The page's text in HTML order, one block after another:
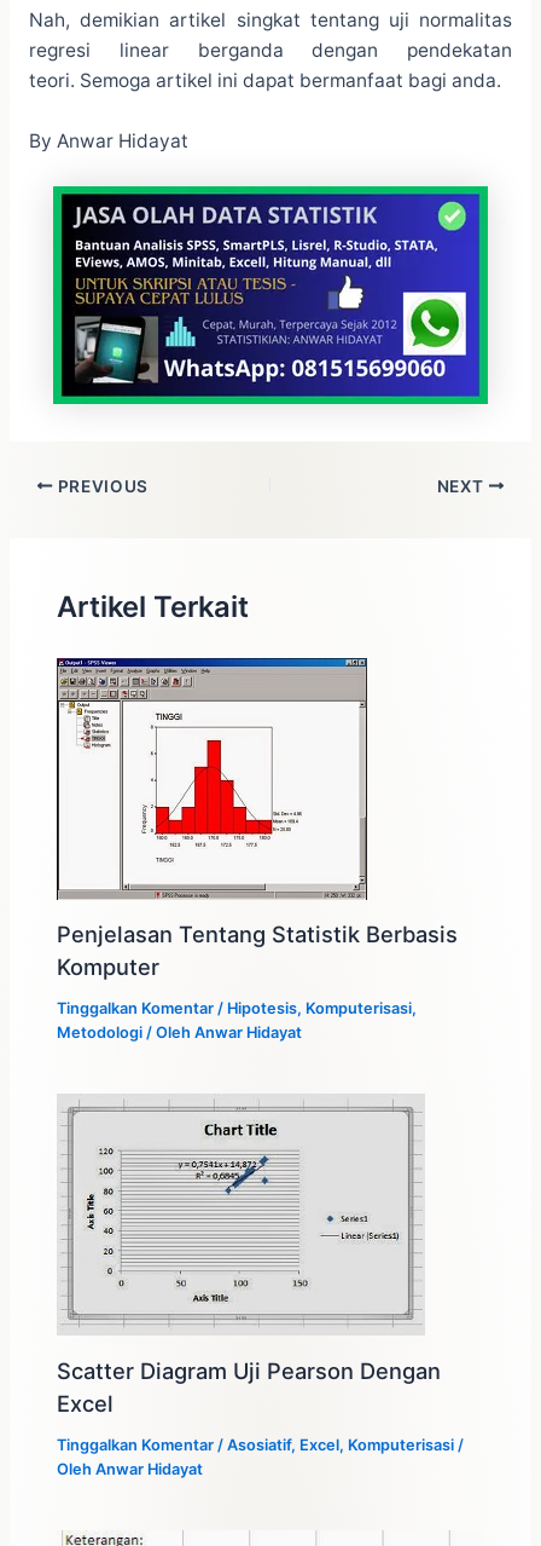
Nah, demikian artikel singkat tentang uji normalitas
regresi linear berganda dengan pendekatan
teori. Semoga artikel ini dapat bermanfaat bagi anda.
By Anwar Hidayat
PREVIOUS NEXT
Artikel Terkait
Penjelasan Tentang Statistik Berbasis
Komputer
Tinggalkan Komentar / Hipotesis, Komputerisasi,
Metodologi / OlehAnwar Hidayat
Scatter Diagram Uji Pearson Dengan
Excel
Tinggalkan Komentar /Asosiatif, Excel, Komputerisasi /
OlehAnwar Hidayat